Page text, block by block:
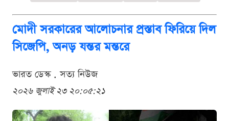
মোদী সরকারের আলোচনার প্রস্তাব ফিরিয়ে দিল
সিজেপি, অনড় যন্তর মন্তরে
ভারত ডেস্ক . সত্য নিউজ
২০২৬ জুলাই ২৩ ২০:০৫:২১